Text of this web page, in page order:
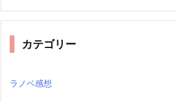
イ
カテゴリー
ラノベ感想